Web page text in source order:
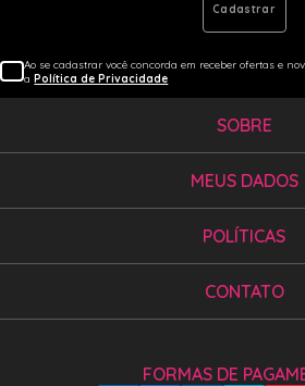
Cadastrar
Ao se cadastrar você concorda em receber ofertas e
aPolítica de Privacidade
SOBRE
MEUS DADOS
POLÍTICAS
CONTATO
FORMAS DE